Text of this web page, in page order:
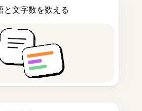
と文字数を数える